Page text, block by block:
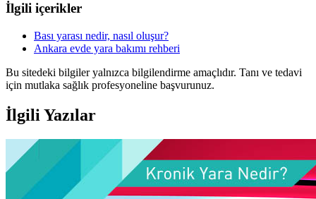
İlgili içerikler
Bası yarası nedir, nasıl oluşur?
Ankara evde yara bakımı rehberi
Bu sitedeki bilgiler yalnızca bilgilendirme amaçlıdır. Tanı ve tedavi
için mutlaka sağlık profesyoneline başvurunuz.
İlgili Yazılar